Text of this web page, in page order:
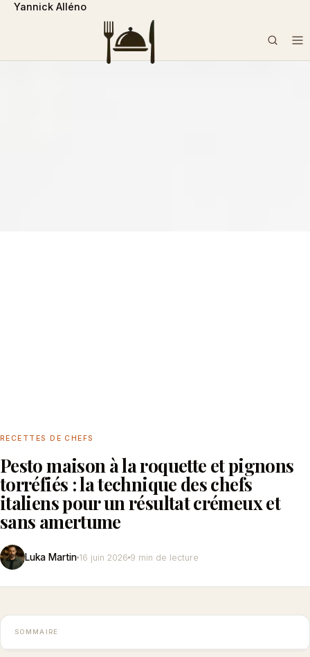
```php
Yannick Alléno
RECETTES DE CHEFS
Pesto maison à la roquette et pignons
torréfiés : la technique des chefs
italiens pour un résultat crémeux et
sans amertume
Luka Martin 16 juin 2026 9 min de lecture
SOMMAIRE